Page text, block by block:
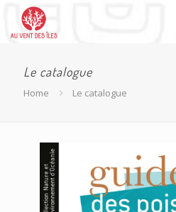
Le catalogue
Home Le catalogue